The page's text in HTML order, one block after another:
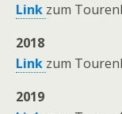
Link zum
2018
Link zum
2019